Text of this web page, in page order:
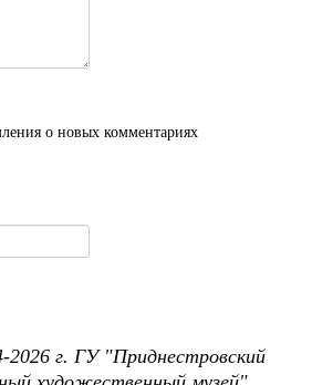
о новых комментариях
2026 г. ГУ "Приднестровский